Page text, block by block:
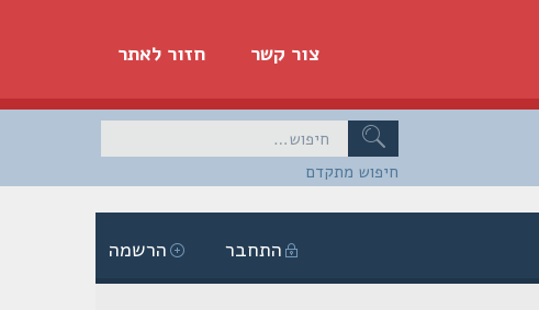
חזור לאתר צור קשר
חיפוש מתקדם
הרשמה התחבר